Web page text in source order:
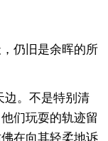
仍旧是余晖的所
。不是特别清
们玩耍的轨迹留
在向其轻柔地诉